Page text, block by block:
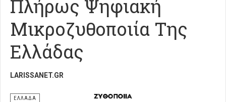
Πλήρως Ψηφιακή
Μικροζυθοποιία Της
Ελλάδας
LARISSANET.GR
ΕΛΛΑΔΑ